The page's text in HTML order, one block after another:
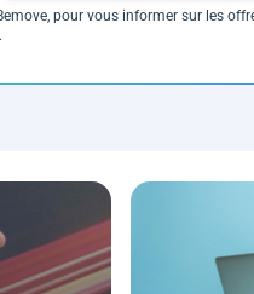
pour vous informer sur les